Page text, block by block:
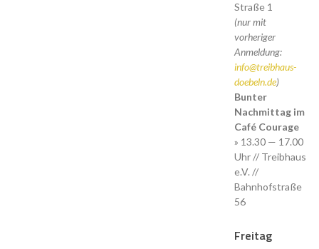
Straße 1
(nur mit
vorheriger
Anmeldung:
info@treibhaus-
doebeln.de)
Bunter
Nachmittag im
Café Courage
» 13.30 — 17.00
Uhr // Treibhaus
e.V. //
Bahnhofstraße
56
Freitag